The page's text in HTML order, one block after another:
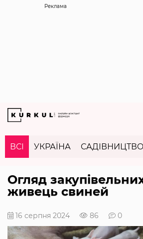
Реклама
ВСІ УКРАЇНА САДІВНИЦТВО
Огляд
живець свиней
16 серпня 2024 86 0